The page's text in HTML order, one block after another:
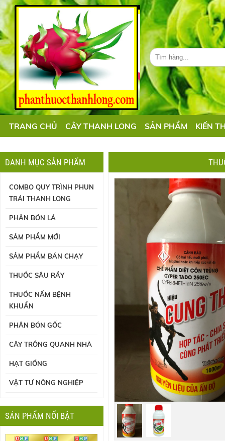
TRANG CHỦ CÂY THANH LONG SẢN PHẨM KIẾN
DANH MỤC SẢN PHẨM
COMBO QUY TRÌNH PHUN
TRÁI THANH LONG
PHÂN BÓN LÁ
SẢM PHẨM MỚI
SẢM PHẨM BÁN CHẠY
THUỐC SÂU RẦY
THUỐC NẤM BỆNH
KHUẨN
PHÂN BÓN GỐC
CÂY TRỒNG QUANH NHÀ
HẠT GIỐNG
VẬT TƯ NÔNG NGHIỆP
SẢN PHẨM NỔI BẬT